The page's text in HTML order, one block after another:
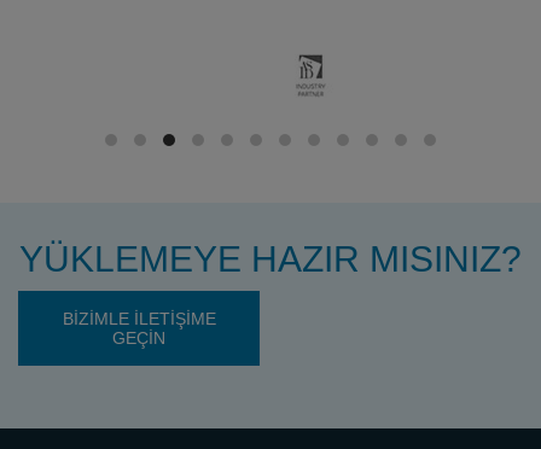
YÜKLEMEYE HAZIR MISINIZ?
BİZİMLE İLETİŞİME
GEÇİN